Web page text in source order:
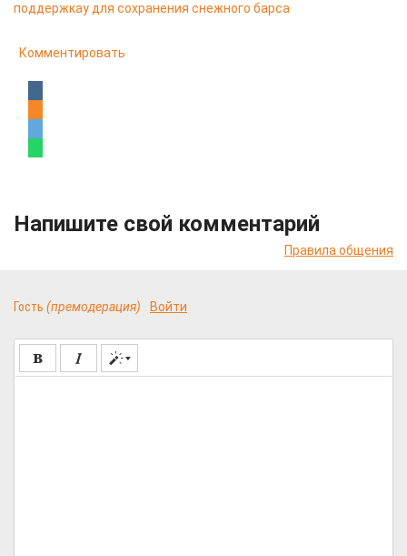
поддержкау для сохранения снежного барса
Комментировать
Напишите свой комментарий
Правила общения
Гость (премодерация) Войти